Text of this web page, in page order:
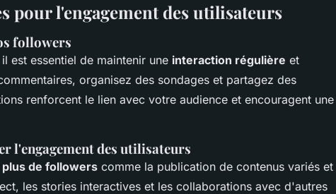
pour l'engagement des utilisateurs
followers
est essentiel de maintenir une interaction régulière et
organisez des sondages et partagez des
renforcent le lien avec votre audience et encouragent une
l'engagement des utilisateurs
de followers comme la publication de contenus variés et
les stories interactives et les collaborations avec d'autres